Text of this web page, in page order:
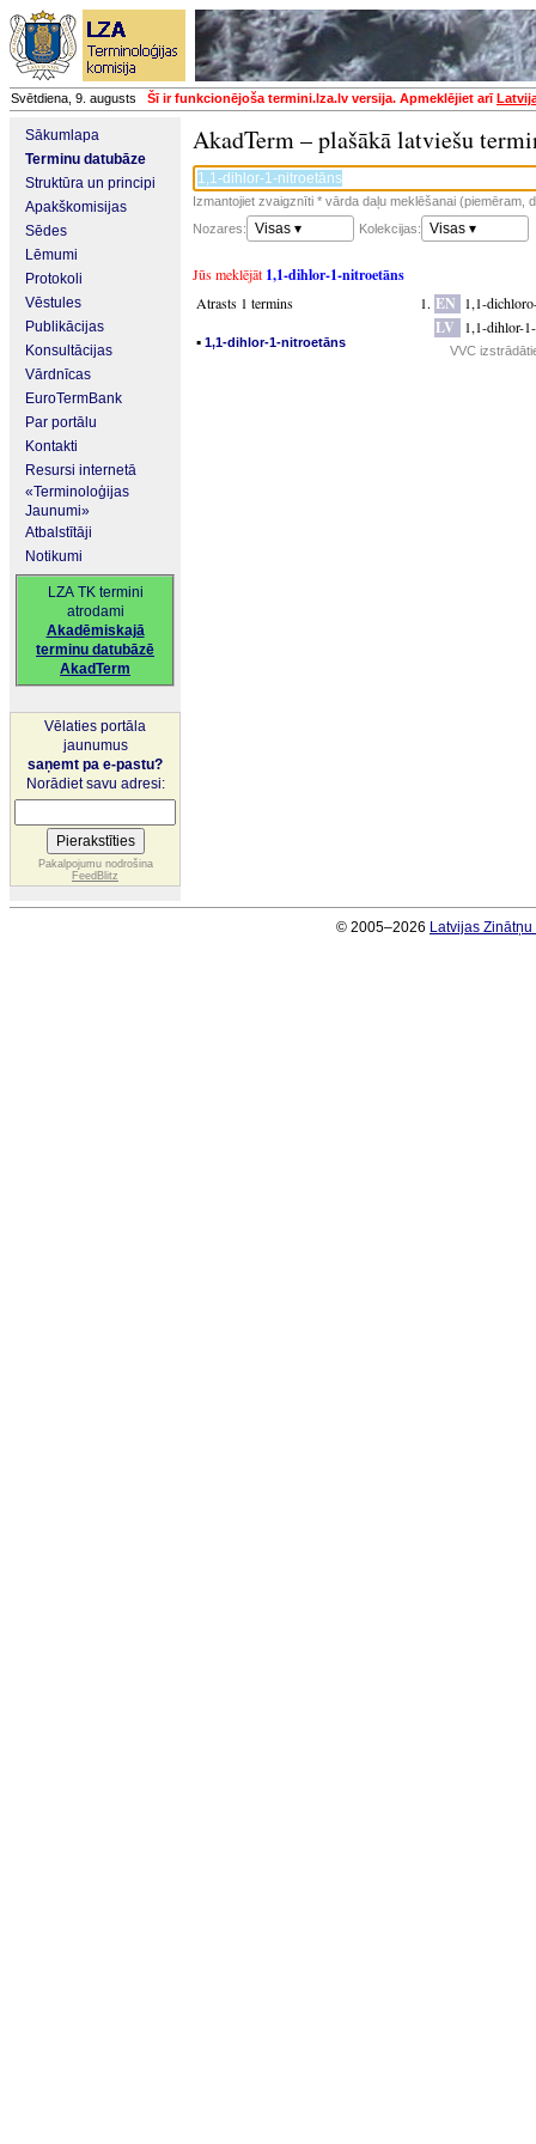
Svētdiena, 9. augusts Šī ir funkcionējoša termini.lza.lv versija. Apmeklējiet arī
Sākumlapa
Terminu datubāze
Struktūra un principi
Apakškomisijas
Sēdes
Lēmumi
Protokoli
Vēstules
Publikācijas
Konsultācijas
Vārdnīcas
EuroTermBank
Par portālu
Kontakti
Resursi internetā
«Terminoloģijas
Jaunumi»
Atbalstītāji
Notikumi
LZA TK termini
atrodami
Akadēmiskajā
terminu datubāzē
AkadTerm
Vēlaties portāla
jaunumus
saņemt pa e-pastu?
Norādiet savu adresi:
Pakalpojumu nodrošina
FeedBlitz
AkadTerm – plašākā latviešu
Izmantojiet zvaigznīti * vārda daļu meklēšanai (piemēram,
Nozares:
Visas ▾ Kolekcijas: Visas ▾
Jūs meklējāt 1,1-dihlor-1-nitroetāns
Atrasts 1 termins
▪ 1,1-dihlor-1-nitroetāns
EN 1,1-
LV 1,1-dihlor-
VVC
© 2005–2026 Latvijas